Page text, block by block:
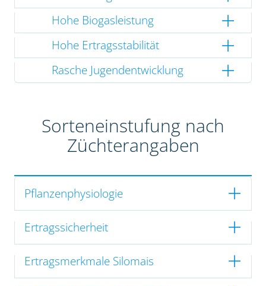
Hohe Biogasleistung
Hohe Ertragsstabilität
Rasche Jugendentwicklung
Sorteneinstufung nach
Züchterangaben
Pflanzenphysiologie
Ertragssicherheit
Ertragsmerkmale Silomais